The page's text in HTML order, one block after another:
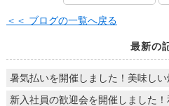
＜＜ ブログの一覧へ戻る
最新の
暑気払いを開催しました！美味し
新入社員の歓迎会を開催しました